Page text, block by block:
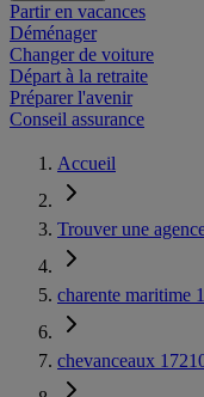
Partir en vacances
Déménager
Changer de voiture
Départ à la retraite
Préparer l'avenir
Conseil assurance
Accueil
Trouver une
charente maritime
chevanceaux